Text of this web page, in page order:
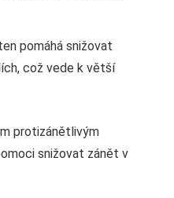
pomáhá snižovat
což vede k větší
protizánětlivým
snižovat zánět v